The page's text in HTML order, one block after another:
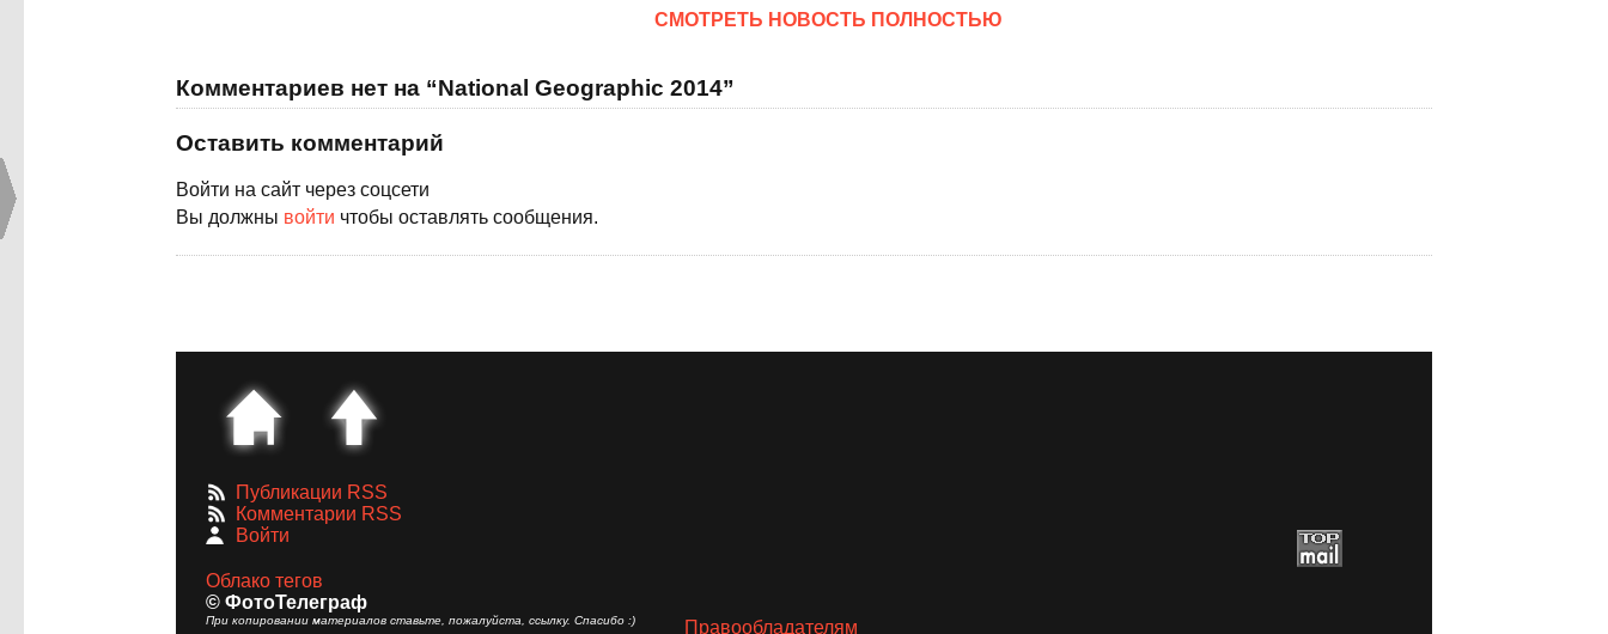
CМОТРЕТЬ НОВОСТЬ ПОЛНОСТЬЮ
Комментариев нет на “National Geographic 2014”
Оставить комментарий
Войти на сайт через соцсети
Вы должны войти чтобы оставлять сообщения.
Публикации RSS
Комментарии RSS
Войти
Облако тегов
© ФотоТелеграф
При копировании материалов ставьте, пожалуйста, ссылку. Спасибо :) Правообладателям